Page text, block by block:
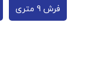
فرش 9 متری